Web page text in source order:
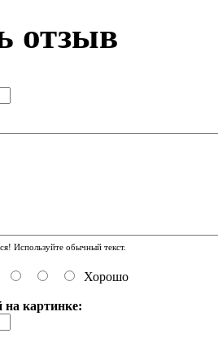
отзыв
Используйте обычный текст.
Хорошо
на картинке: